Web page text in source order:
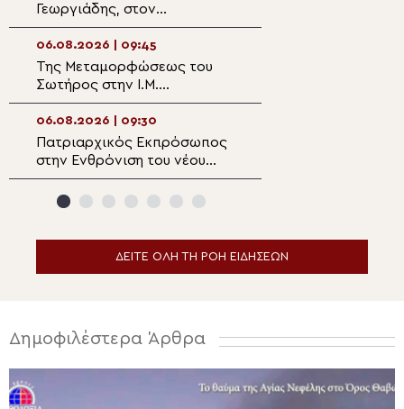
Γεωργιάδης, στον
Μητροπολίτη Φθιώτιδος
Συμεών
06.08.2026 | 09:45
Της Μεταμορφώσεως του
Σωτήρος στην Ι.Μ.
Ασωμάτων Πετράκη
06.08.2026 | 09:30
Πατριαρχικός Εκπρόσωπος
στην Ενθρόνιση του νέου
Αρχιεπισκόπου Καναδά ο
Αρχιεπίσκοπος Θυατείρων
ΔΕΙΤΕ ΟΛΗ ΤΗ ΡΟΗ ΕΙΔΗΣΕΩΝ
Δημοφιλέστερα Άρθρα